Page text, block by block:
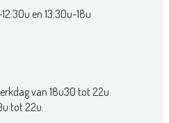
en 13:30u-18u
van 18u30 tot 22u.
tot 22u.